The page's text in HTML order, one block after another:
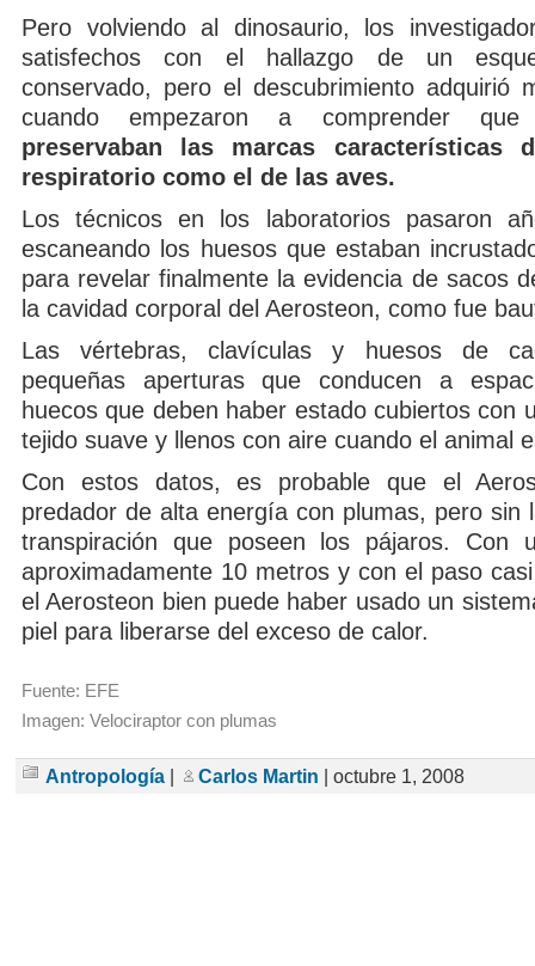
Pero volviendo al dinosaurio, los
satisfechos con el hallazgo de un
conservado, pero el descubrimiento adquirió
cuando empezaron a comprender
preservaban las marcas características
respiratorio como el de las aves.
Los técnicos en los laboratorios pasaron
escaneando los huesos que estaban
para revelar finalmente la evidencia de sacos
la cavidad corporal del Aerosteon, como fue
Las vértebras, clavículas y huesos de
pequeñas aperturas que conducen a
huecos que deben haber estado cubiertos con
tejido suave y llenos con aire cuando el animal
Con estos datos, es probable que el
predador de alta energía con plumas, pero sin
transpiración que poseen los pájaros. Con
aproximadamente 10 metros y con el paso
el Aerosteon bien puede haber usado un
piel para liberarse del exceso de calor.
Fuente: EFE
Imagen: Velociraptor con plumas
Antropología Carlos Martin | octubre 1, 2008